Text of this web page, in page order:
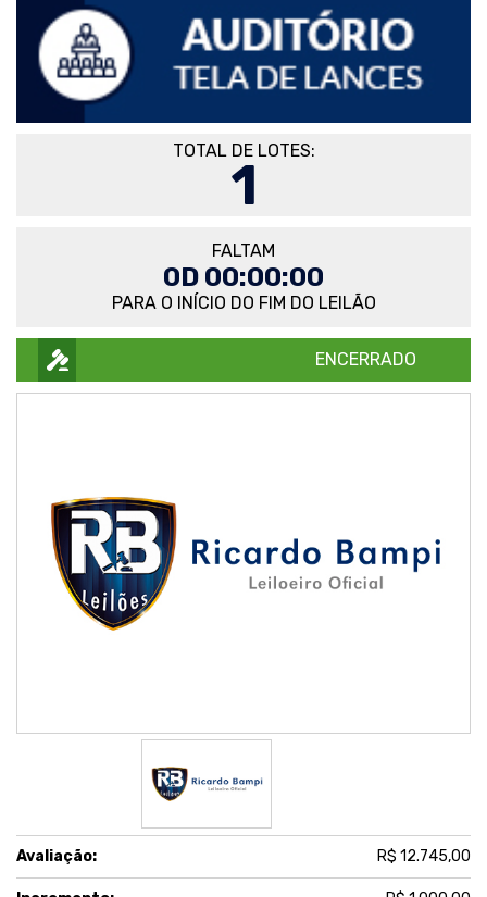
TOTAL DE LOTES:
1
FALTAM
0D 00:00:00
PARA O INÍCIO DO FIM DO LEILÃO
ENCERRADO
Avaliação: R$ 12.745,00